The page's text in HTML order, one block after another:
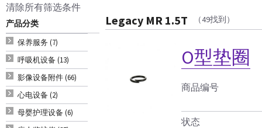
清除所有筛选条件
产品分类
保养服务 (7)
呼吸机设备 (13)
影像设备附件 (66)
心电设备 (2)
母婴护理设备 (6)
Legacy MR 1.5T （49找到）
O型垫圈
商品编号
状态